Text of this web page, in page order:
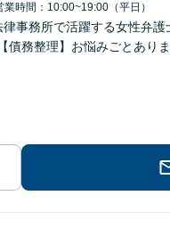
業時間：10:00~19:00（平日）
律事務所で活躍する女性弁
務整理】お悩みごとあり